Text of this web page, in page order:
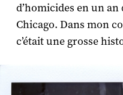
d’homicides en un
Chicago. Dans mon
c’était une grosse